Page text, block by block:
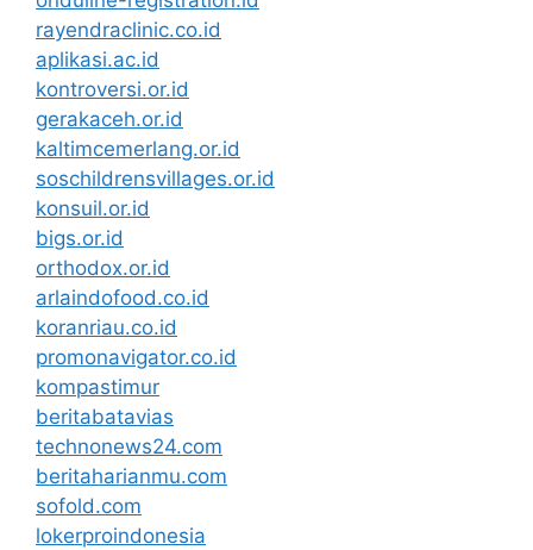
rayendraclinic.co.id
aplikasi.ac.id
kontroversi.or.id
gerakaceh.or.id
kaltimcemerlang.or.id
soschildrensvillages.or.id
konsuil.or.id
bigs.or.id
orthodox.or.id
arlaindofood.co.id
koranriau.co.id
promonavigator.co.id
kompastimur
beritabatavias
technonews24.com
beritaharianmu.com
sofold.com
lokerproindonesia